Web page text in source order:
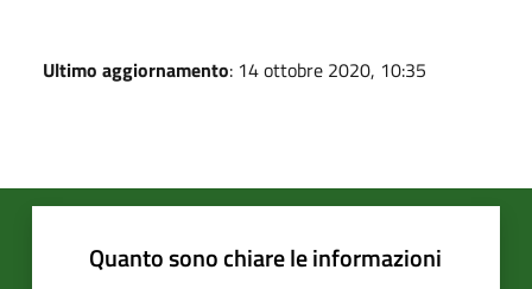
Ultimo aggiornamento: 14 ottobre 2020, 10:35
Quanto sono chiare le informazioni